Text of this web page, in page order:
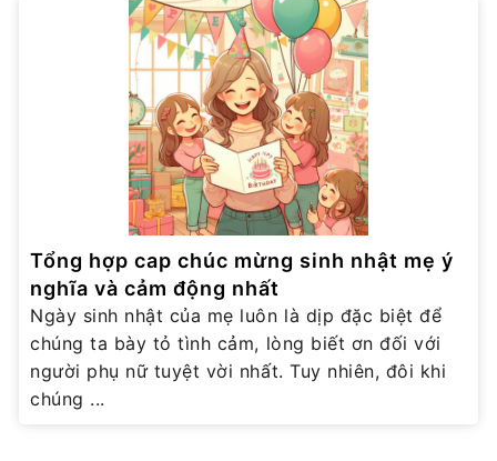
Tổng hợp cap chúc mừng sinh nhật mẹ ý
nghĩa và cảm động nhất
Ngày sinh nhật của mẹ luôn là dịp đặc biệt để
chúng ta bày tỏ tình cảm, lòng biết ơn đối với
người phụ nữ tuyệt vời nhất. Tuy nhiên, đôi khi
chúng ...